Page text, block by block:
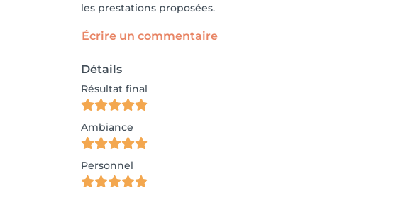
les prestations proposées.
Écrire un commentaire
Détails
Résultat final
Ambiance
Personnel